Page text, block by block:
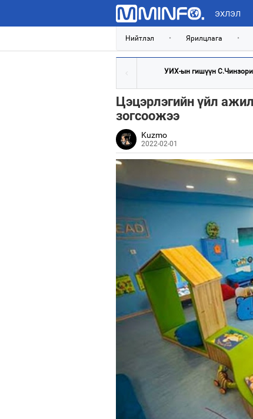
ЭХЛЭЛ
Нийтлэл • Ярилцлага •
УИХ-ын гишүүн
Цэцэрлэгийн үйл
зогсоожээ
Kuzmo
2022-02-01